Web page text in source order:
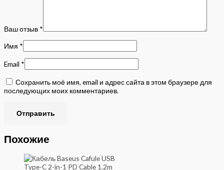
Ваш отзыв *
Имя *
Email *
Сохранить моё имя, email и адрес сайта в этом браузере для
последующих моих комментариев.
Похожие